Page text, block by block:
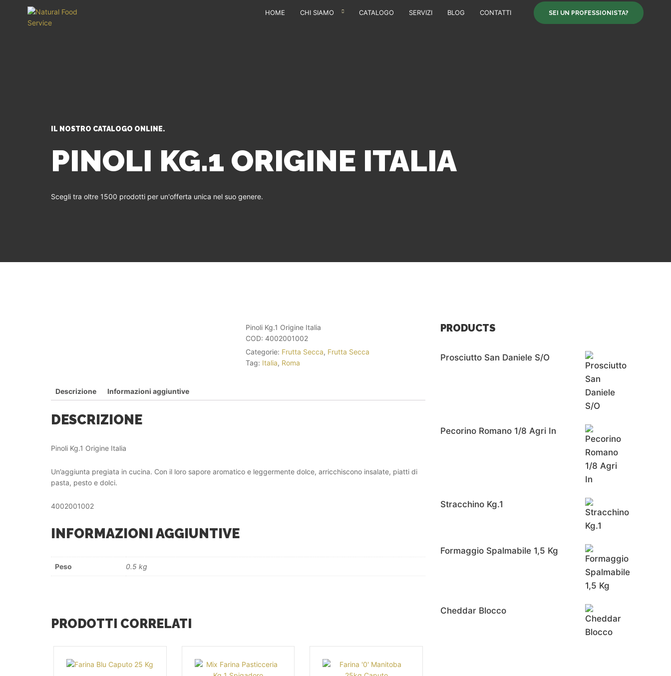
HOME CHI SIAMO CATALOGO SERVIZI BLOG CONTATTI SEI UN PROFESSIONISTA?
IL NOSTRO CATALOGO ONLINE.
PINOLI KG.1 ORIGINE ITALIA
Scegli tra oltre 1500 prodotti per un'offerta unica nel suo genere.
Pinoli Kg.1 Origine Italia
COD: 4002001002
Categorie: Frutta Secca, Frutta Secca
Tag: Italia, Roma
Descrizione Informazioni aggiuntive
DESCRIZIONE
Pinoli Kg.1 Origine Italia
Un’aggiunta pregiata in cucina. Con il loro sapore aromatico e leggermente dolce, arricchiscono insalate, piatti di
pasta, pesto e dolci.
4002001002
INFORMAZIONI AGGIUNTIVE
Peso 0.5 kg
PRODOTTI CORRELATI
PRODUCTS
Prosciutto San Daniele S/o
Pecorino Romano 1/8 Agri In
Stracchino Kg.1
Formaggio Spalmabile 1,5 Kg
Cheddar Blocco